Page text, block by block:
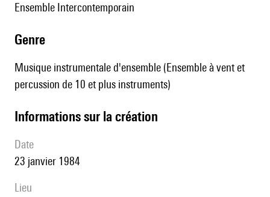
Ensemble Intercontemporain
genre
Musique instrumentale d'ensemble (Ensemble à vent et
percussion de 10 et plus instruments)
informations sur la création
date
23 janvier 1984
lieu